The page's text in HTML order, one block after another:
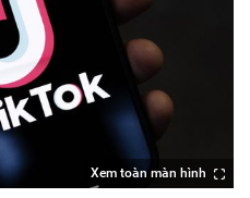
Xem toàn màn hình